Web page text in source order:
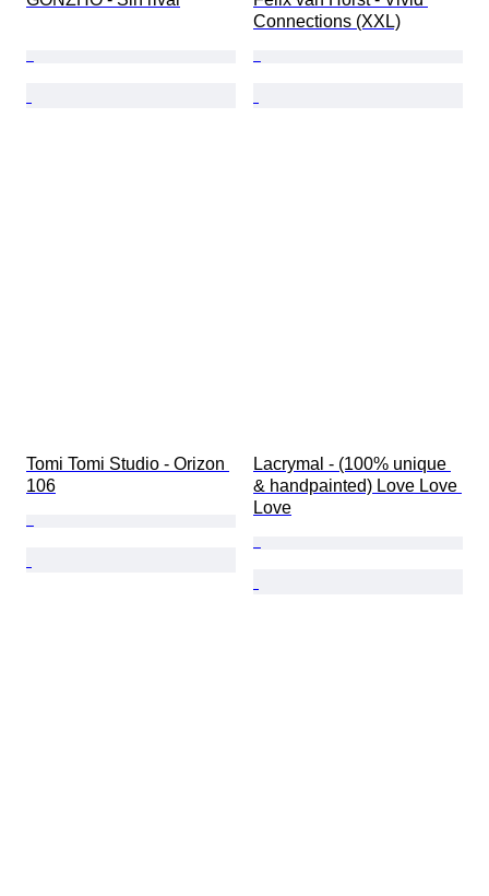
Connections (XXL)
Tomi Tomi Studio - Orizon
106
Lacrymal - (100% unique
& handpainted) Love Love
Love